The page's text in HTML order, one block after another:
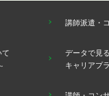
講師派遣・
て
データで見る
キャリアプ